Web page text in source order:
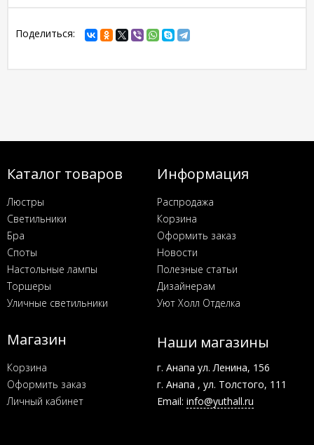
Поделиться:
Каталог товаров
Люстры
Светильники
Бра
Споты
Настольные лампы
Торшеры
Уличные светильники
Информация
Распродажа
Корзина
Оформить заказ
Новости
Полезные статьи
Дизайнерам
Уют Холл Отделка
Магазин
Корзина
Оформить заказ
Личный кабинет
Наши магазины
г. Анапа ул. Ленина, 156
г. Анапа , ул. Толстого, 111
Email: info@yuthall.ru